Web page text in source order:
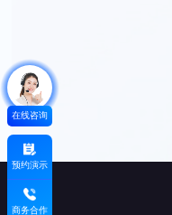
在线咨询
预约演示
商务合作